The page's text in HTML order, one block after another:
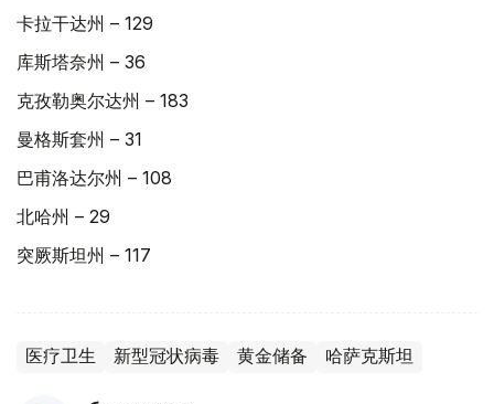
卡拉干达州 – 129
库斯塔奈州 – 36
克孜勒奥尔达州 – 183
曼格斯套州 – 31
巴甫洛达尔州 – 108
北哈州 – 29
突厥斯坦州 – 117
医疗卫生 新型冠状病毒 黄金储备 哈萨克斯坦